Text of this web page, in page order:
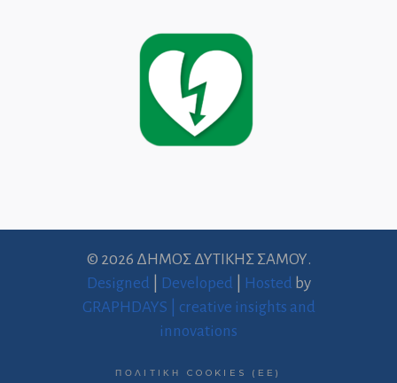
© 2026 ΔΗΜΟΣ ΔΥΤΙΚΗΣ ΣΑΜΟΥ.
Designed
Developed Hosted by
GRAPHDAYS | creative insights and
innovations
ΠΟΛΙΤΙΚΉ COOKIES (ΕΕ)